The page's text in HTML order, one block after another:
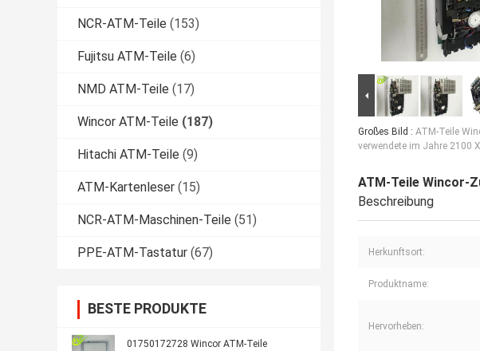
NCR-ATM-Teile (153)
Fujitsu ATM-Teile (6)
NMD ATM-Teile (17)
Wincor ATM-Teile (187)
Hitachi ATM-Teile (9)
ATM-Kartenleser (15)
NCR-ATM-Maschinen-Teile (51)
PPE-ATM-Tastatur (67)
BESTE PRODUKTE
01750172728 Wincor ATM-Teile
Großes Bild : ATM-Teile
verwendete im Jahre 2100
ATM-Teile Wincor-
Beschreibung
Herkunftsort:
Produktname:
Hervorheben: